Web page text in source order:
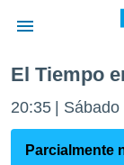
de
por
El Tiempo
20:35 Sábado
Parcialmente